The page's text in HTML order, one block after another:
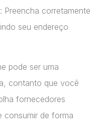
Preencha corretamente
seu endereço
pode ser uma
contanto que você
fornecedores
consumir de forma